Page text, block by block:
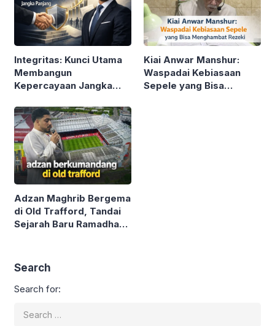
Integritas: Kunci Utama
Membangun
Kepercayaan Jangka
Kiai Anwar Manshur:
Waspadai Kebiasaan
Sepele yang Bisa
Adzan Maghrib Bergema
di Old Trafford, Tandai
Sejarah Baru Ramadhan
Search
Search for: